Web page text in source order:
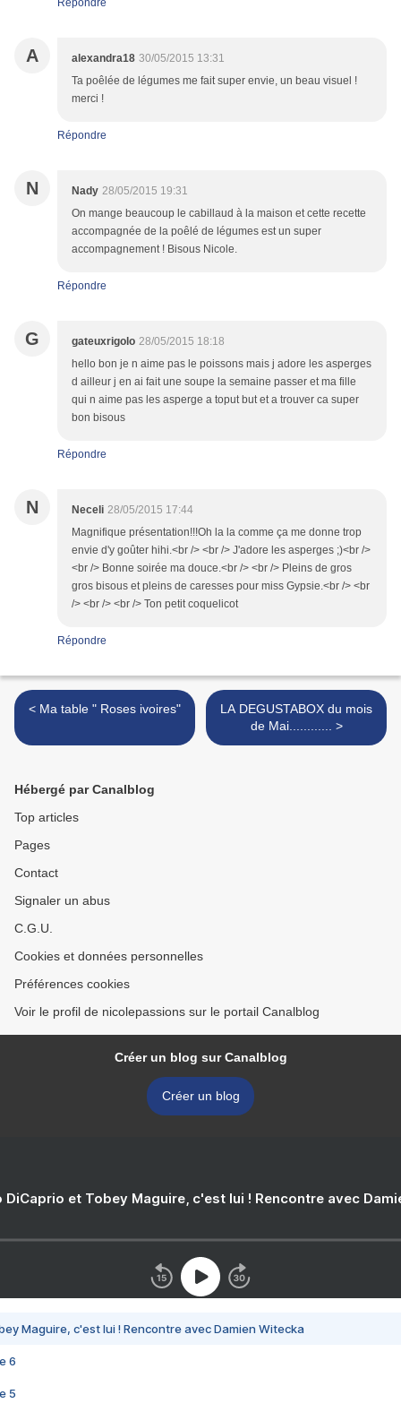
Répondre
A alexandra18 30/05/2015 13:31
Ta poêlée de légumes me fait super envie, un beau visuel !
merci !
Répondre
N Nady 28/05/2015 19:31
On mange beaucoup le cabillaud à la maison et cette recette
accompagnée de la poêlé de légumes est un super
accompagnement ! Bisous Nicole.
Répondre
G gateuxrigolo 28/05/2015 18:18
hello bon je n aime pas le poissons mais j adore les asperges
d ailleur j en ai fait une soupe la semaine passer et ma fille
qui n aime pas les asperge a toput but et a trouver ca super
bon bisous
Répondre
N Neceli 28/05/2015 17:44
Magnifique présentation!!!Oh la la comme ça me donne trop
envie d'y goûter hihi.<br /> <br /> J'adore les asperges ;)<br />
<br /> Bonne soirée ma douce.<br /> <br /> Pleins de gros
gros bisous et pleins de caresses pour miss Gypsie.<br /> <br
/> <br /> <br /> Ton petit coquelicot
Répondre
< Ma table " Roses ivoires"
LA DEGUSTABOX du mois
de Mai............ >
Hébergé par Canalblog
Top articles
Pages
Contact
Signaler un abus
C.G.U.
Cookies et données personnelles
Préférences cookies
Voir le profil de nicolepassions sur le portail Canalblog
Créer un blog sur Canalblog
Créer un blog
DiCaprio et Tobey Maguire, c'est lui ! Rencontre avec
Maguire, c'est lui ! Rencontre avec Damien Witecka
6
5